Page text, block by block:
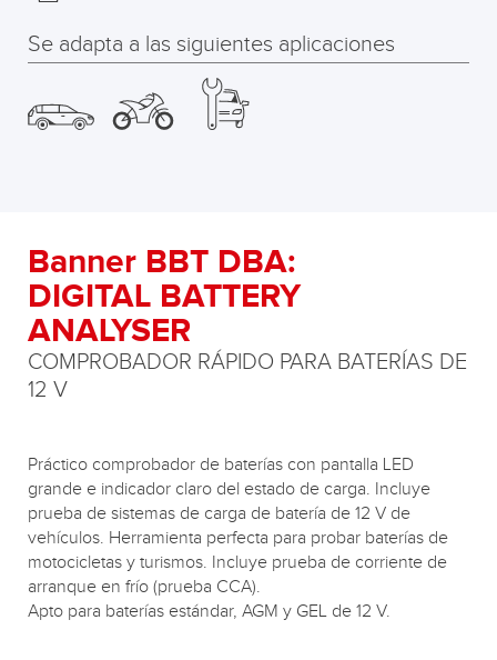
Se adapta a las siguientes aplicaciones
Banner BBT DBA:
DIGITAL BATTERY
ANALYSER
COMPROBADOR RÁPIDO PARA BATERÍAS DE
12 V
Práctico comprobador de baterías con pantalla LED
grande e indicador claro del estado de carga. Incluye
prueba de sistemas de carga de batería de 12 V de
vehículos. Herramienta perfecta para probar baterías de
motocicletas y turismos. Incluye prueba de corriente de
arranque en frío (prueba CCA).
Apto para baterías estándar, AGM y GEL de 12 V.